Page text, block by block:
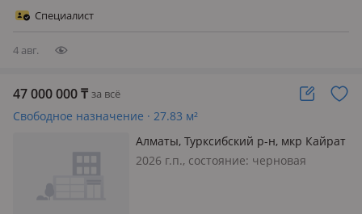
Специалист
4 авг.
47 000 000₸ за всё
Свободное назначение · 27.83 м²
Алматы, Турксибский р-н, мкр Кайрат
17 — Жилой комплекс «Dream City
2026 г.п., состояние: черновая